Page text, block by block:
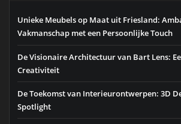
Unieke Meubels op Maat uit Friesland:
Vakmanschap met een Persoonlijke Touch
De Visionaire Architectuur van Bart Lens:
Creativiteit
De Toekomst van Interieurontwerpen: 3D
Spotlight